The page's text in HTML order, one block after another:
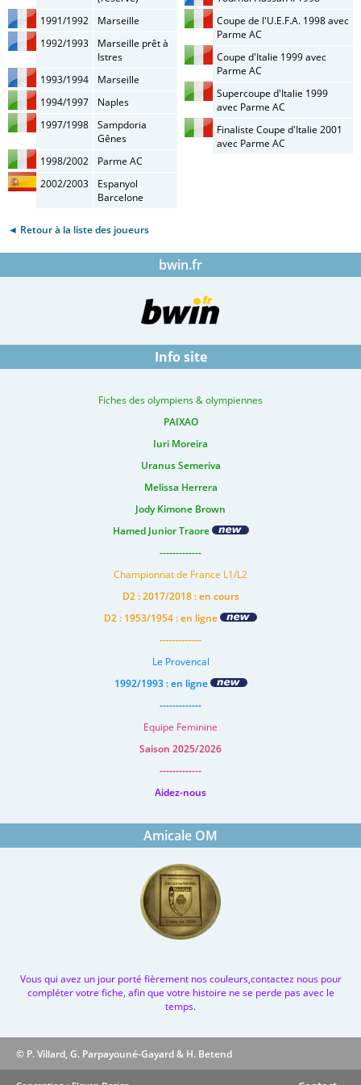
1991/1992
Marseille
1992/1993
Marseille prêt à
Istres
1993/1994
Marseille
1994/1997
Naples
1997/1998
Sampdoria
Gênes
1998/2002
Parme AC
2002/2003
Espanyol
Barcelone
Coupe de l'U.E.F.A. 1998 avec
Parme AC
Coupe d'Italie 1999 avec
Parme AC
Supercoupe d'Italie 1999
avec Parme AC
Finaliste Coupe d'Italie 2001
avec Parme AC
◄ Retour à la liste des joueurs
bwin.fr
Info site
Fiches des olympiens & olympiennes
PAIXAO
Iuri Moreira
Uranus Semeriva
Melissa Herrera
Jody Kimone Brown
Hamed Junior Traore
-------------
Championnat de France L1/L2
D2 : 2017/2018 : en cours
D2 : 1953/1954 : en ligne
-------------
Le Provencal
1992/1993 : en ligne
-------------
Equipe Feminine
Saison 2025/2026
-------------
Aidez-nous
Amicale OM
Vous qui avez un jour porté fièrement nos couleurs,contactez nous pour
compléter votre fiche, afin que votre histoire ne se perde pas avec le
temps.
© P. Villard, G. Parpayouné-Gayard & H. Betend